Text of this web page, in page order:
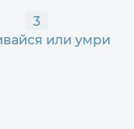
3
или умри